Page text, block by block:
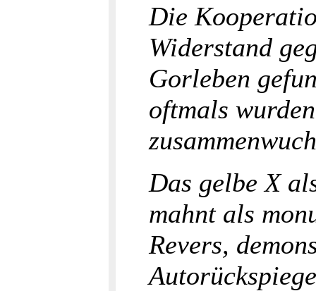
Die
Widerstand
Gorleben
oftmals
Das gelbe X
mahnt als
Revers,